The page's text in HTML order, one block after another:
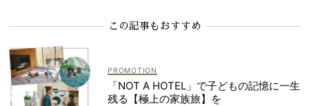
この記事もおすすめ
「NOT A HOTEL」で子どもの記憶に一生
残る【極上の家族旅】を